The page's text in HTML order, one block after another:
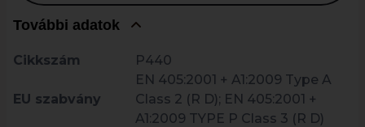
További adatok
Cikkszám P440
EU szabvány
EN 405:2001 + A1:2009 Type A
Class 2 (R D); EN 405:2001 +
A1:2009 TYPE P Class 3 (R D)